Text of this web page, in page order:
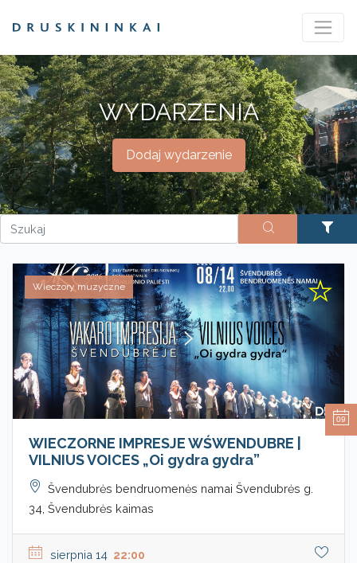
WYDARZENIA
Dodaj wydarzenie
Wieczory muzyczne
WIECZORNE IMPRESJE WŚWENDUBRE |
VILNIUS VOICES „Oi gydra gydra”
Švendubrės bendruomenės namai Švendubrės g.
34, Švendubrės kaimas
sierpnia 14 22:00
09